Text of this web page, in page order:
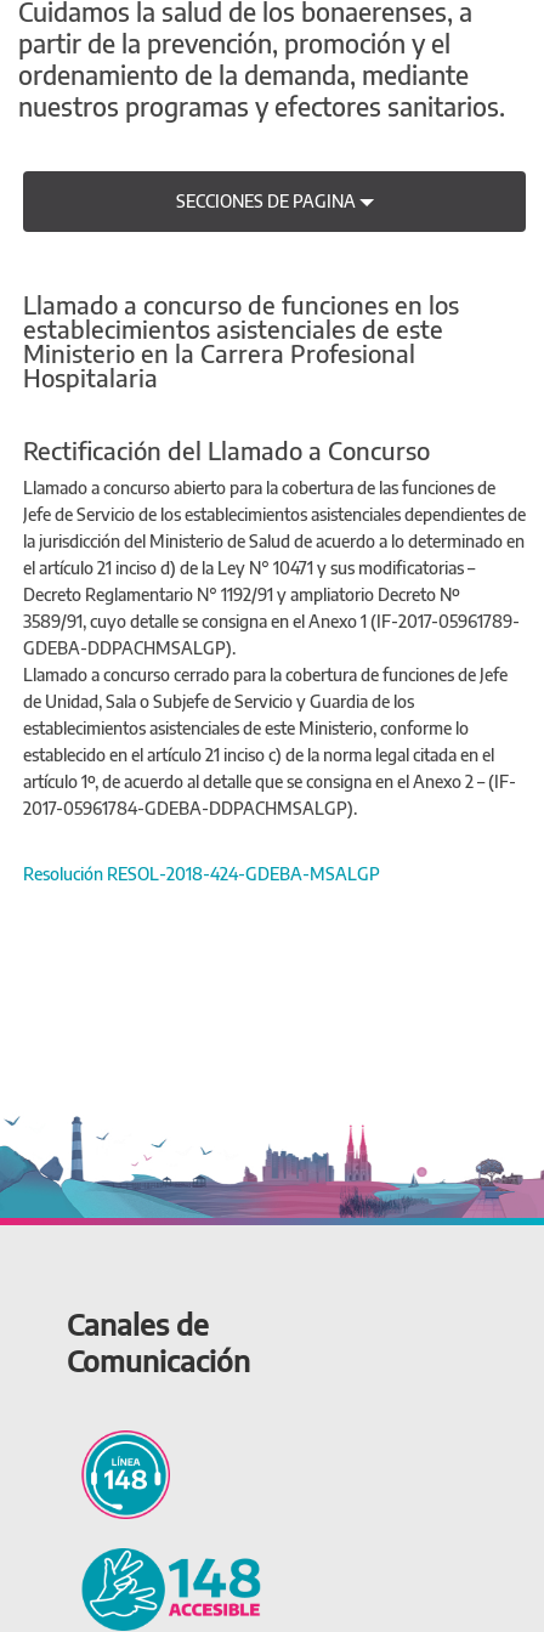
Cuidamos la salud de los bonaerenses, a
partir de la prevención, promoción y el
ordenamiento de la demanda, mediante
nuestros programas y efectores sanitarios.
SECCIONES DE PAGINA
Llamado a concurso de funciones en los
establecimientos asistenciales de este
Ministerio en la Carrera Profesional
Hospitalaria
Rectificación del Llamado a Concurso
Llamado a concurso abierto para la cobertura de las funciones de
Jefe de Servicio de los establecimientos asistenciales dependientes de
la jurisdicción del Ministerio de Salud de acuerdo a lo determinado en
el artículo 21 inciso d) de la Ley N° 10471 y sus modificatorias –
Decreto Reglamentario N° 1192/91 y ampliatorio Decreto Nº
3589/91, cuyo detalle se consigna en el Anexo 1 (IF-2017-05961789-
GDEBA-DDPACHMSALGP).
Llamado a concurso cerrado para la cobertura de funciones de Jefe
de Unidad, Sala o Subjefe de Servicio y Guardia de los
establecimientos asistenciales de este Ministerio, conforme lo
establecido en el artículo 21 inciso c) de la norma legal citada en el
artículo 1º, de acuerdo al detalle que se consigna en el Anexo 2 – (IF-
2017-05961784-GDEBA-DDPACHMSALGP).
Resolución RESOL-2018-424-GDEBA-MSALGP
Canales de
Comunicación